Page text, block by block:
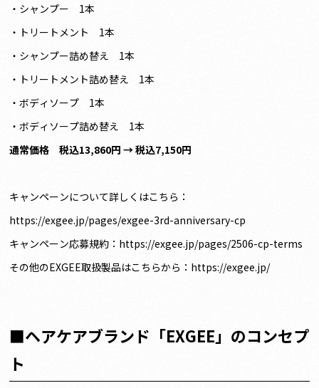
・シャンプー 1本
・トリートメント 1本
・シャンプー詰め替え 1本
・トリートメント詰め替え 1本
・ボディソープ 1本
・ボディソープ詰め替え 1本
通常価格 税込13,860円 → 税込7,150円
キャンペーンについて詳しくはこちら：
https://exgee.jp/pages/exgee-3rd-anniversary-cp
キャンペーン応募規約： https://exgee.jp/pages/2506-cp-terms
その他のEXGEE取扱製品はこちらから： https://exgee.jp/
■ヘアケアブランド「EXGEE」のコンセプ
ト